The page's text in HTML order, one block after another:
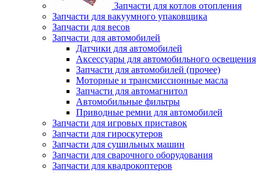
Запчасти для котлов отопления
Запчасти для вакуумного упаковщика
Запчасти для весов
Запчасти для автомобилей
Датчики для автомобилей
Аксессуары для автомобильного освещения
Запчасти для автомобилей (прочее)
Моторные и трансмиссионные масла
Запчасти для автомагнитол
Автомобильные фильтры
Приводные ремни для автомобилей
Запчасти для игровых приставок
Запчасти для гироскутеров
Запчасти для сушильных машин
Запчасти для сварочного оборудования
Запчасти для квадрокоптеров